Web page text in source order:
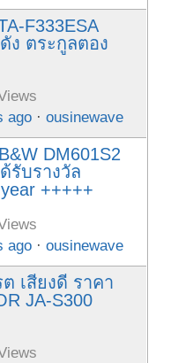
F333ESA
ง ตระกูลตอง
ago ·ousinewave
DM601S2
รับรางวัล
+++++
ago ·ousinewave
เสียงดี ราคา
JA-S300